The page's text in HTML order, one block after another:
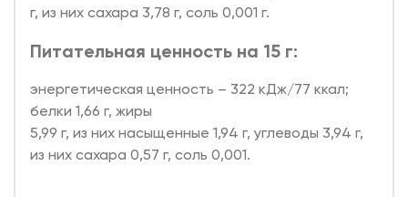
г, из них сахара 3,78 г, соль 0,001 г.
Питательная ценность на 15 г:
энергетическая ценность – 322 кДж/77 ккал;
белки 1,66 г, жиры
5,99 г, из них насыщенные 1,94 г, углеводы 3,94 г,
из них сахара 0,57 г, соль 0,001.